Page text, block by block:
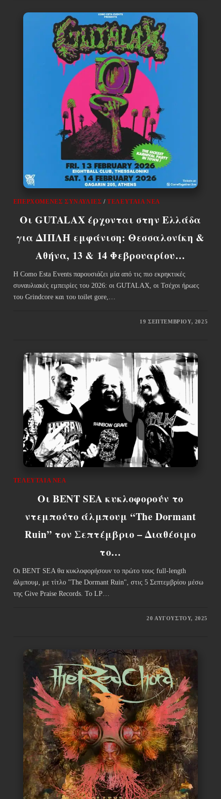
ΕΠΕΡΧΌΜΕΝΕΣ ΣΥΝΑΥΛΊΕΣ /ΤΕΛΕΥΤΑΊΑ ΝΈΑ
Οι GUTALAX έρχονται στην Ελλάδα
για ΔΙΠΛΗ εμφάνιση: Θεσσαλονίκη &
Αθήνα, 13 & 14 Φεβρουαρίου…
Η Como Esta Events παρουσιάζει μία από τις πιο εκρηκτικές
συναυλιακές εμπειρίες του 2026: οι GUTALAX, οι Τσέχοι ήρωες
του Grindcore και του toilet gore,…
19 ΣΕΠΤΕΜΒΡΊΟΥ, 2025
ΤΕΛΕΥΤΑΊΑ ΝΈΑ
Οι BENT SEA κυκλοφορούν το
ντεμπούτο άλμπουμ “The Dormant
Ruin” τον Σεπτέμβριο – Διαθέσιμο
το…
Οι BENT SEA θα κυκλοφορήσουν το πρώτο τους full-length
άλμπουμ, με τίτλο "The Dormant Ruin", στις 5 Σεπτεμβρίου μέσω
της Give Praise Records. Το LP…
20 ΑΥΓΟΎΣΤΟΥ, 2025